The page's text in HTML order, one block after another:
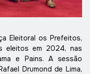
Eleitoral os Prefeitos,
eleitos em 2024, nas
e Pains. A sessão
Drumond de Lima,